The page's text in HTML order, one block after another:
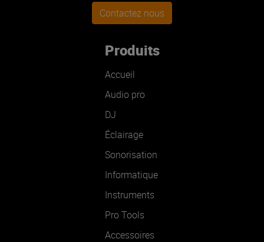
Contactez nous
Produits
Accueil
Audio pro
DJ
Éclairage
Sonorisation
Informatique
Instruments
Pro Tools
Accessoires